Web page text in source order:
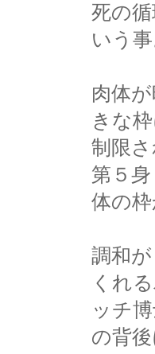
死の
いう事
肉体
きな
制限
第５身
体の
調和
くれ
ッチ
の背後